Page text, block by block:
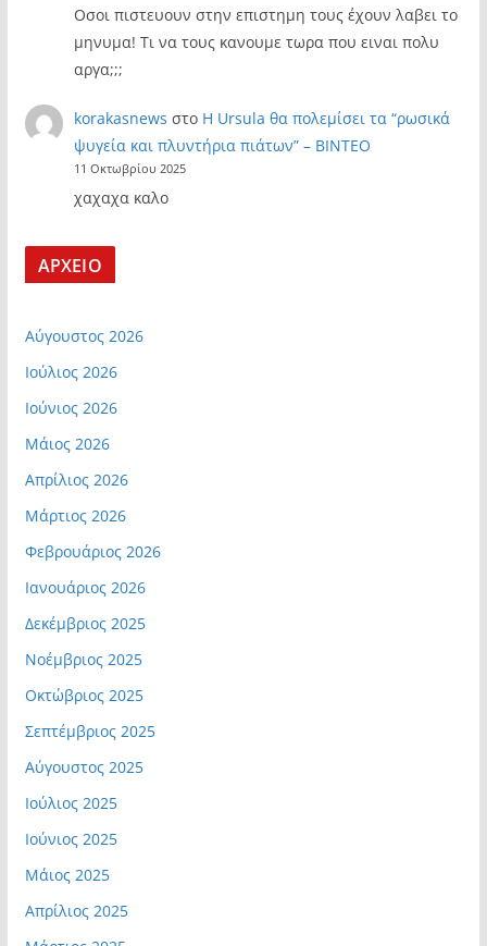
Οσοι πιστευουν στην επιστημη τους έχουν λαβει το
μηνυμα! Τι να τους κανουμε τωρα που ειναι πολυ
αργα;;;
korakasnews στο Η Ursula θα πολεμίσει τα “ρωσικά
ψυγεία και πλυντήρια πιάτων” – ΒΙΝΤΕΟ
11 Οκτωβρίου 2025
χαχαχα καλο
ΑΡΧΕΙΟ
Αύγουστος 2026
Ιούλιος 2026
Ιούνιος 2026
Μάιος 2026
Απρίλιος 2026
Μάρτιος 2026
Φεβρουάριος 2026
Ιανουάριος 2026
Δεκέμβριος 2025
Νοέμβριος 2025
Οκτώβριος 2025
Σεπτέμβριος 2025
Αύγουστος 2025
Ιούλιος 2025
Ιούνιος 2025
Μάιος 2025
Απρίλιος 2025